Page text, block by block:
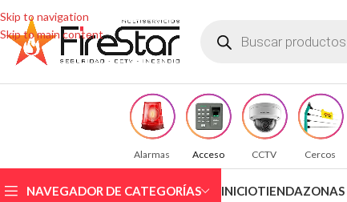
Skip to navigation
Skip to main content
Alarmas Acceso CCTV Cercos
NAVEGADOR DE CATEGORÍAS INICIOTIENDAZONAS